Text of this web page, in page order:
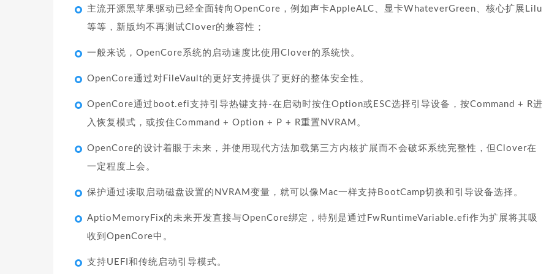
主流开源黑苹果驱动已经全面转向OpenCore，例如声卡AppleALC、显卡WhateverGreen、核心扩展Lilu
等等，新版均不再测试Clover的兼容性；
一般来说，OpenCore系统的启动速度比使用Clover的系统快。
OpenCore通过对FileVault的更好支持提供了更好的整体安全性。
OpenCore通过boot.efi支持引导热键支持-在启动时按住Option或ESC选择引导设备，按Command + R进
入恢复模式，或按住Command + Option + P + R重置NVRAM。
OpenCore的设计着眼于未来，并使用现代方法加载第三方内核扩展而不会破坏系统完整性，但Clover在
一定程度上会。
保护通过读取启动磁盘设置的NVRAM变量，就可以像Mac一样支持BootCamp切换和引导设备选择。
AptioMemoryFix的未来开发直接与OpenCore绑定，特别是通过FwRuntimeVariable.efi作为扩展将其吸
收到OpenCore中。
支持UEFI和传统启动引导模式。